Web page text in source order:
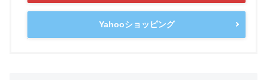
Yahooショッピング